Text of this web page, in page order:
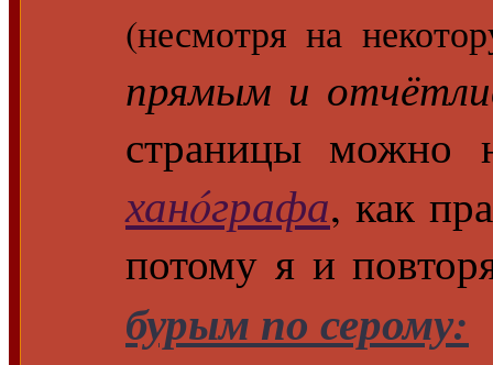
(несмотря на
прямым и
страницы можно
ханóграфа, как
потому я и
бурым по серому: